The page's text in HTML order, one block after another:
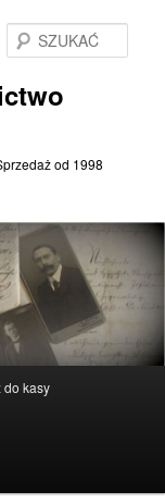
od 1998
do kasy